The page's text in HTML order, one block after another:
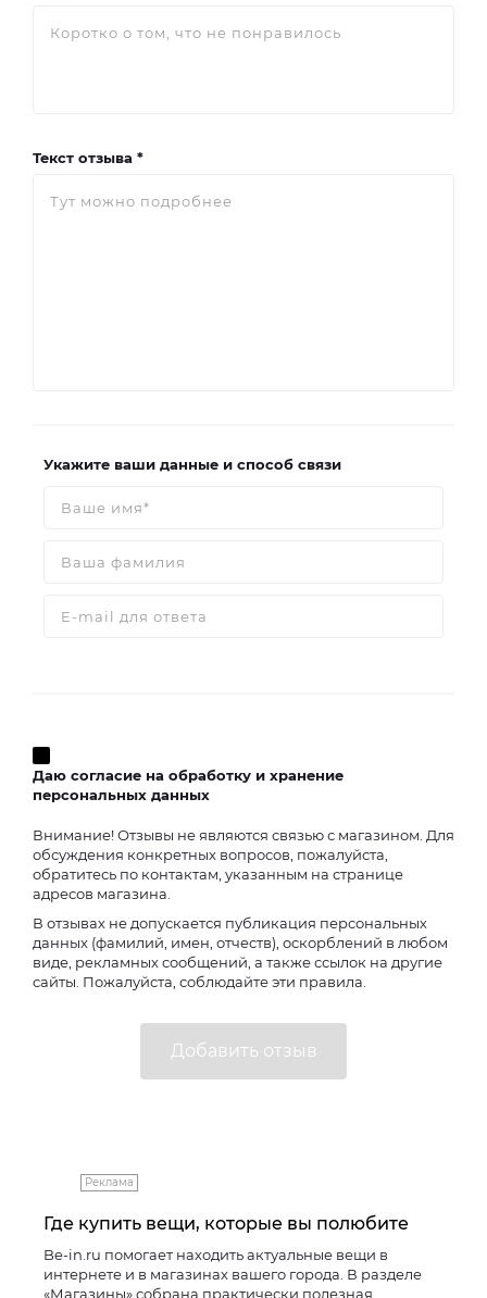
Текст отзыва *
Укажите ваши данные и способ связи
Даю согласие на обработку и хранение
персональных данных
Внимание! Отзывы не являются связью с магазином. Для
обсуждения конкретных вопросов, пожалуйста,
обратитесь по контактам, указанным на странице
адресов магазина.
В отзывах не допускается публикация персональных
данных (фамилий, имен, отчеств), оскорблений в любом
виде, рекламных сообщений, а также ссылок на другие
сайты. Пожалуйста, соблюдайте эти правила.
Реклама
Где купить вещи, которые вы полюбите
Be-in.ru помогает находить актуальные вещи в
интернете и в магазинах вашего города. В разделе
«Магазины» собрана практически полезная